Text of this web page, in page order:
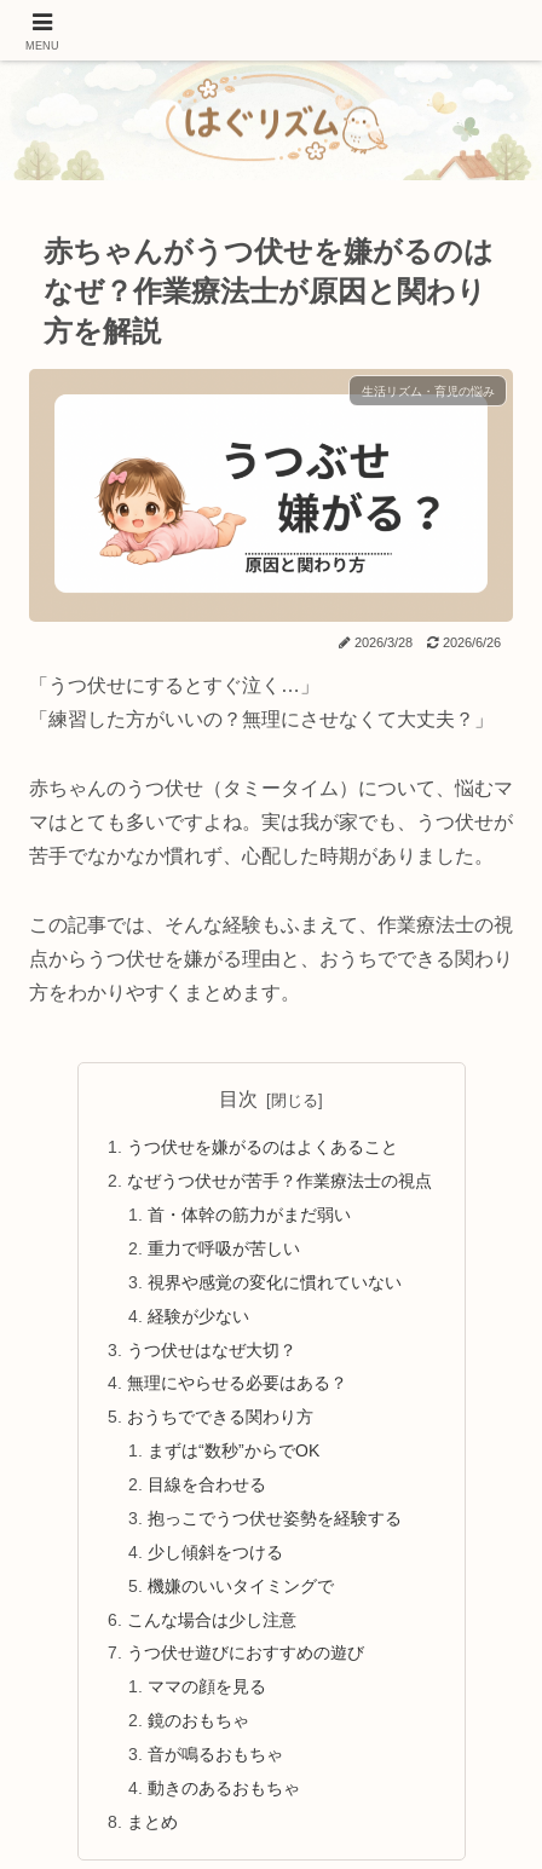
赤ちゃんがうつ伏せを嫌がるのは
なぜ？作業療法士が原因と関わり
方を解説
生活リズム・育児の悩み
2026/3/28 2026/6/26
「うつ伏せにするとすぐ泣く…」
「練習した方がいいの？無理にさせなくて大丈夫？」
赤ちゃんのうつ伏せ（タミータイム）について、悩むマ
マはとても多いですよね。実は我が家でも、うつ伏せが
苦手でなかなか慣れず、心配した時期がありました。
この記事では、そんな経験もふまえて、作業療法士の視
点からうつ伏せを嫌がる理由と、おうちでできる関わり
方をわかりやすくまとめます。
目次
うつ伏せを嫌がるのはよくあること
なぜうつ伏せが苦手？作業療法士の視点
首・体幹の筋力がまだ弱い
重力で呼吸が苦しい
視界や感覚の変化に慣れていない
経験が少ない
うつ伏せはなぜ大切？
無理にやらせる必要はある？
おうちでできる関わり方
まずは“数秒”からでOK
目線を合わせる
抱っこでうつ伏せ姿勢を経験する
少し傾斜をつける
機嫌のいいタイミングで
こんな場合は少し注意
うつ伏せ遊びにおすすめの遊び
ママの顔を見る
鏡のおもちゃ
音が鳴るおもちゃ
動きのあるおもちゃ
まとめ
MENU